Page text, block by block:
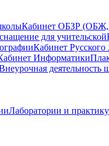
Кабинет ОБЗР
для учительской
Кабинет
Информатики
деятельность
Лаборатории и